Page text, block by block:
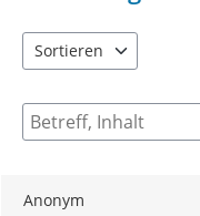
Sortieren
Suche nach Beiträgen
Anonym